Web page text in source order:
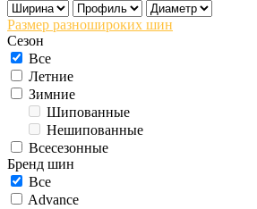
Размер разношироких шин
Сезон
Все
Летние
Зимние
Шипованные
Нешипованные
Всесезонные
Бренд шин
Все
Advance